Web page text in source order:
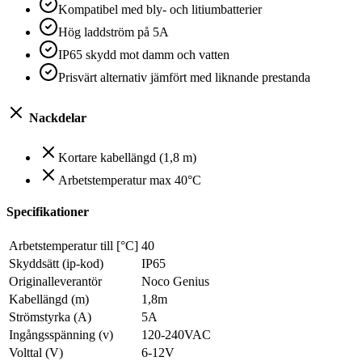
Kompatibel med bly- och litiumbatterier
Hög laddström på 5A
IP65 skydd mot damm och vatten
Prisvärt alternativ jämfört med liknande prestanda
Nackdelar
Kortare kabellängd (1,8 m)
Arbetstemperatur max 40°C
Specifikationer
Arbetstemperatur till [°C] 40
Skyddsätt (ip-kod)
IP65
Originalleverantör
Noco Genius
Kabellängd (m)
1,8m
Strömstyrka (A)
5A
Ingångsspänning (v)
120-240VAC
Volttal (V)
6-12V